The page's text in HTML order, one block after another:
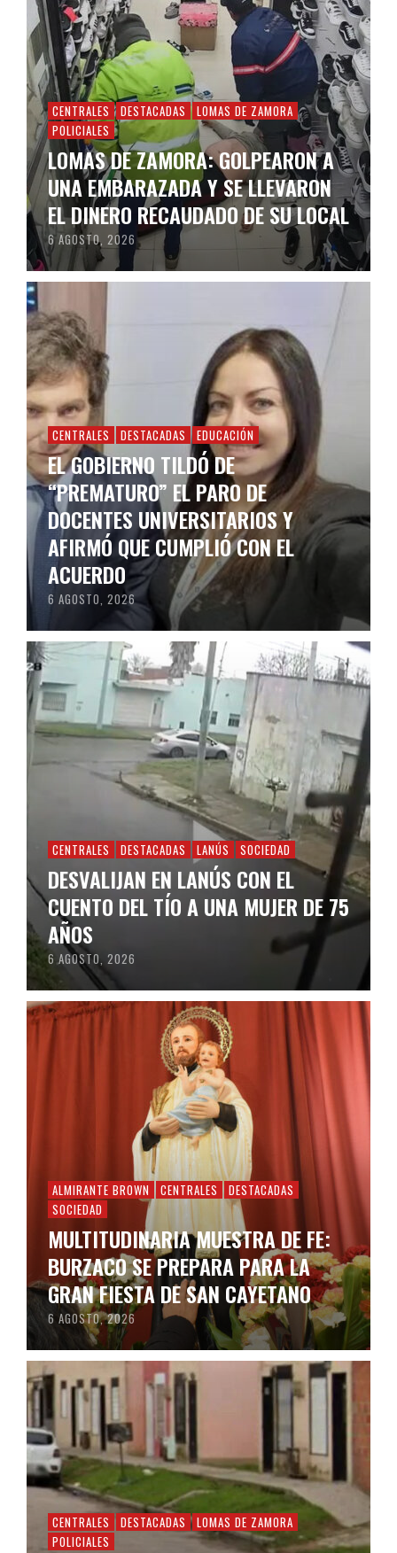
CENTRALES DESTACADAS
LOMAS DE ZAMORA
POLICIALES
LOMAS DE ZAMORA: GOLPEARON A
UNA EMBARAZADA Y SE LLEVARON
EL DINERO RECAUDADO DE SU LOCAL
6 AGOSTO, 2026
CENTRALES DESTACADAS EDUCACIÓN
EL GOBIERNO TILDÓ DE
“PREMATURO” EL PARO DE
DOCENTES UNIVERSITARIOS Y
AFIRMÓ QUE CUMPLIÓ CON EL
ACUERDO
6 AGOSTO, 2026
CENTRALES DESTACADAS LANÚS SOCIEDAD
DESVALIJAN EN LANÚS CON EL
CUENTO DEL TÍO A UNA MUJER DE 75
AÑOS
6 AGOSTO, 2026
ALMIRANTE BROWN CENTRALES
DESTACADAS
SOCIEDAD
MULTITUDINARIA MUESTRA DE FE:
BURZACO SE PREPARA PARA LA
GRAN FIESTA DE SAN CAYETANO
6 AGOSTO, 2026
CENTRALES DESTACADAS
LOMAS DE ZAMORA
POLICIALES